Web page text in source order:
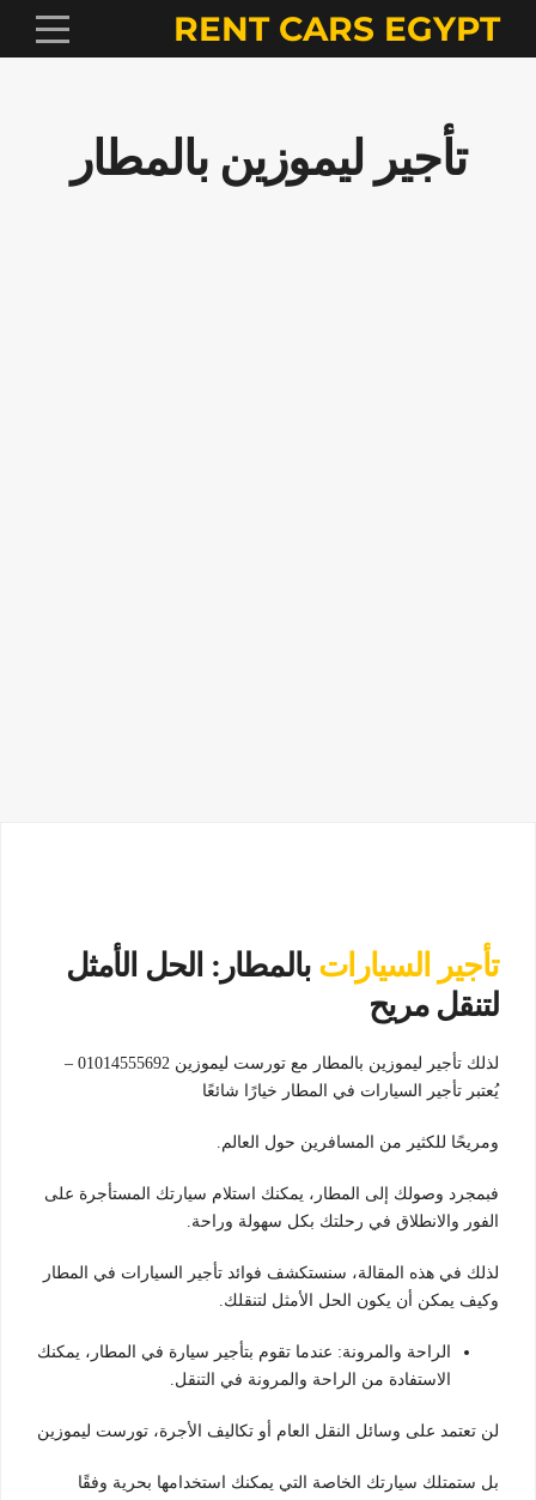
RENT CARS EGYPT
تأجير ليموزين بالمطار
تأجير السيارات بالمطار: الحل الأمثل
لتنقل مريح
لذلك تأجير ليموزين بالمطار مع تورست ليموزين 01014555692 –
يُعتبر تأجير السيارات في المطار خيارًا شائعًا
ومريحًا للكثير من المسافرين حول العالم.
فبمجرد وصولك إلى المطار، يمكنك استلام سيارتك المستأجرة على
الفور والانطلاق في رحلتك بكل سهولة وراحة.
لذلك في هذه المقالة، سنستكشف فوائد تأجير السيارات في المطار
وكيف يمكن أن يكون الحل الأمثل لتنقلك.
الراحة والمرونة: عندما تقوم بتأجير سيارة في المطار، يمكنك
الاستفادة من الراحة والمرونة في التنقل.
لن تعتمد على وسائل النقل العام أو تكاليف الأجرة، تورست ليموزين
بل ستمتلك سيارتك الخاصة التي يمكنك استخدامها بحرية وفقًا